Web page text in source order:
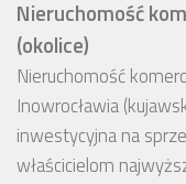
Nieruchomość
(okolice)
Nieruchomość
Inowrocławia
inwestycyjna na
właścicielom